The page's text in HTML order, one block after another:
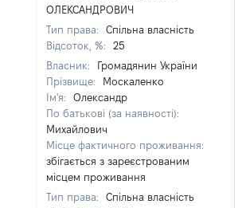
ОЛЕКСАНДРОВИЧ
Тип права:
Спільна власність
Відсоток, %:
25
Власник:
Громадянин України
Прізвище:
Москаленко
Ім'я:
Олександр
По батькові (за наявності):
Михайлович
Місце фактичного проживання:
збігається з зареєстрованим
місцем проживання
Тип права:
Спільна власність